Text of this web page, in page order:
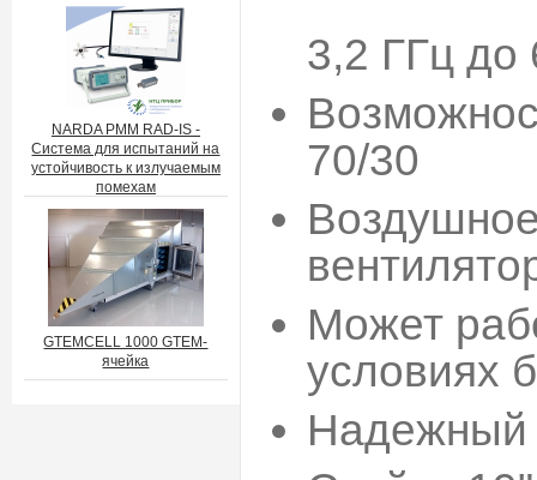
NARDA PMM RAD-IS -
Система для испытаний на
устойчивость к излучаемым
помехам
GTEMCELL 1000 GTEM-
ячейка
3,2 ГГц до
70/30
Может
условиях
Надежный